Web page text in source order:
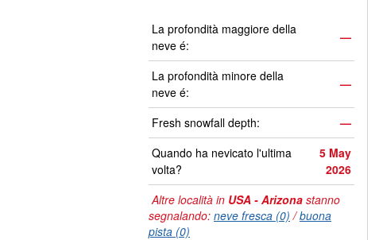
La profondità maggiore della
neve é:
—
La profondità minore della
neve é:
—
Fresh snowfall depth:
—
Quando ha nevicato l'ultima
volta?
5 May
2026
Altre località in USA - Arizona stanno
segnalando: neve fresca (0) /buona
pista (0)